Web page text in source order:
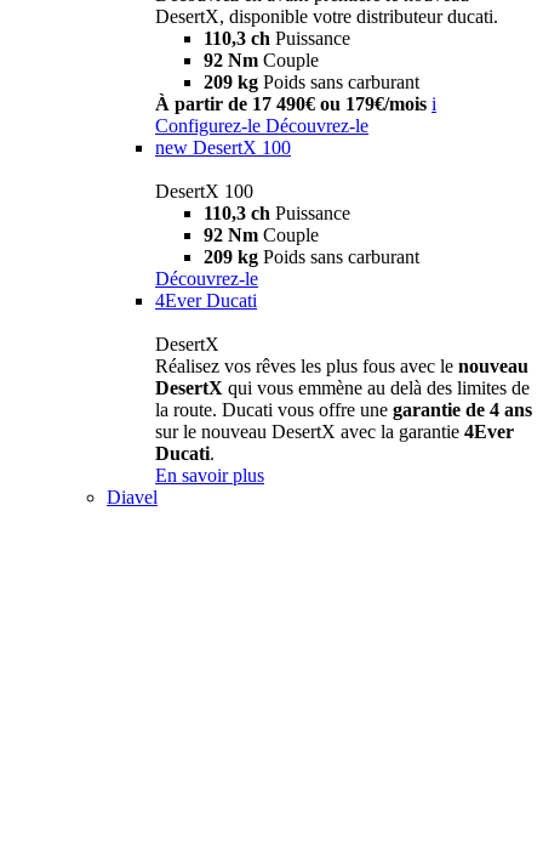
DesertX, disponible votre distributeur ducati.
110,3 ch Puissance
92 Nm Couple
209 kg Poids sans carburant
À partir de 17 490€ ou 179€/mois i
Configurez-le Découvrez-le
new DesertX 100
DesertX 100
110,3 ch Puissance
92 Nm Couple
209 kg Poids sans carburant
Découvrez-le
4Ever Ducati
DesertX
Réalisez vos rêves les plus fous avec le nouveau
DesertX qui vous emmène au delà des limites de
la route. Ducati vous offre une garantie de 4 ans
sur le nouveau DesertX avec la garantie 4Ever
Ducati.
En savoir plus
Diavel